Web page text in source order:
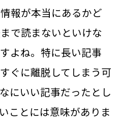
報が本当にあるかど
で読まないといけな
よね。特に長い記事
ぐに離脱してしまう可
にいい記事だったとし
ことには意味がありま